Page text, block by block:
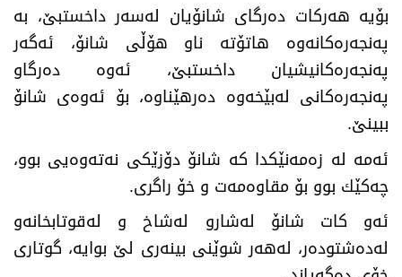
بۆیە هەركات دەرگای شانۆیان لەسەر داخستبێ‌، بە
پەنجەرەكانەوە هاتۆتە ناو هۆڵی شانۆ، ئەگەر
پەنجەرەكانیشیان داخستبێ‌، ئەوە دەرگاو
پەنجەرەكانی لەبێخەوە دەرهێناوە، بۆ ئەوەی شانۆ
ببینێ‌.
ئەمە لە زەمەنێكدا كە شانۆ دۆزێكی نەتەوەیی بوو،
چەكێك بوو بۆ مقاوەمەت و خۆ راگری.
ئەو كات شانۆ لەشارو لەشاخ و لەقوتابخانەو
لەدەشتودەر، لەهەر شوێنی بینەری لێ‌ بوایە، گوتاری